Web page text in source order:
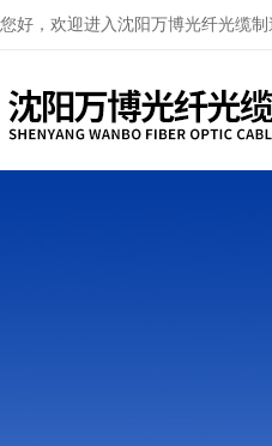
您好，欢迎进入沈阳万博光纤光缆制